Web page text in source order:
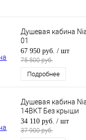
Душевая кабина
01
67 950 руб. / шт
75 500 руб.
Подробнее
Душевая кабина
14BKT Без крыши
34 110 руб. / шт
37 900 руб.